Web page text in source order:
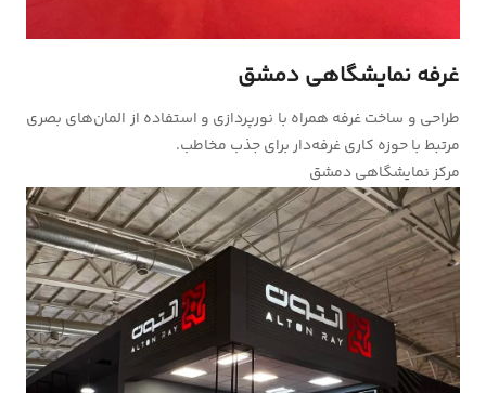
غرفه نمایشگاهی دمشق
طراحی و ساخت غرفه همراه با نورپردازی و استفاده از المان‌های بصری
مرتبط با حوزه کاری غرفه‌‌دار برای جذب مخاطب.
مرکز نمایشگاهی دمشق